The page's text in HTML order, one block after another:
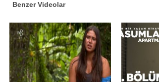
Benzer Videolar